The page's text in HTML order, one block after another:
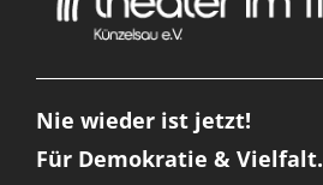
Nie wieder ist jetzt!
Für Demokratie & Vielfalt.